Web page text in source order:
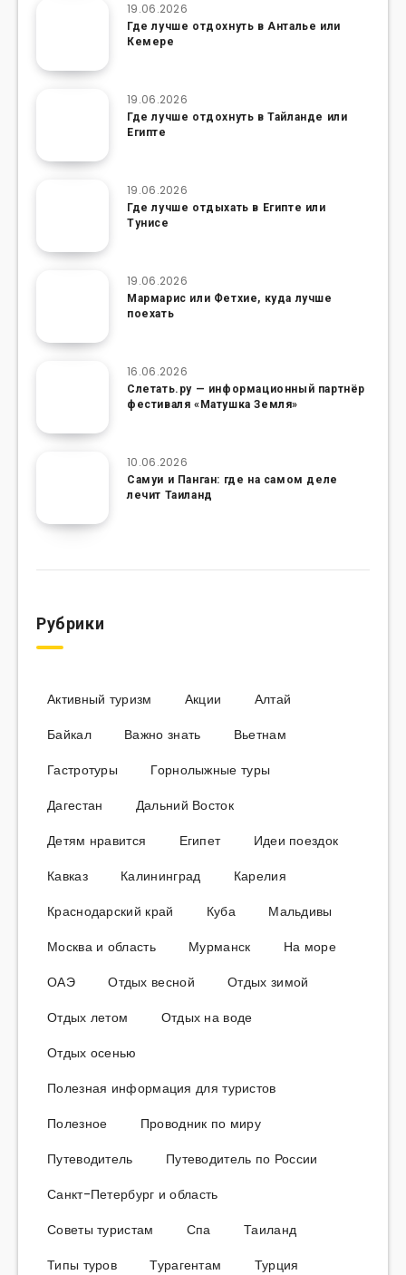
19.06.2026
Где лучше отдохнуть в Анталье или
Кемере
19.06.2026
Где лучше отдохнуть в Тайланде или
Египте
19.06.2026
Где лучше отдыхать в Египте или
Тунисе
19.06.2026
Мармарис или Фетхие, куда лучше
поехать
16.06.2026
Слетать.ру — информационный партнёр
фестиваля «Матушка Земля»
10.06.2026
Самуи и Панган: где на самом деле
лечит Таиланд
Рубрики
Активный туризм Акции
Алтай
Байкал
Важно знать
Вьетнам
Гастротуры
Горнолыжные туры
Дагестан
Дальний Восток
Детям нравится
Египет
Идеи поездок
Кавказ
Калининград
Карелия
Краснодарский край
Куба
Мальдивы
Москва и область
Мурманск
На море
ОАЭ
Отдых весной
Отдых зимой
Отдых летом
Отдых на воде
Отдых осенью
Полезная информация для туристов
Полезное
Проводник по миру
Путеводитель
Путеводитель по России
Санкт-Петербург и область
Советы туристам
Спа
Таиланд
Типы туров
Турагентам Турция